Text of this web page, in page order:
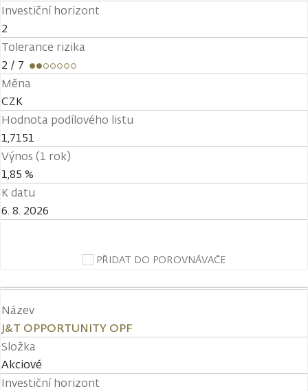
Investiční horizont
2
Tolerance rizika
2 / 7
Měna
CZK
Hodnota podílového listu
1,7151
Výnos (1 rok)
1,85 %
K datu
6. 8. 2026
PŘIDAT DO POROVNÁVAČE
Název
J&T OPPORTUNITY OPF
Složka
Akciové
Investiční horizont